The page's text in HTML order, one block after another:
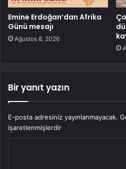
Emine Erdoğan’dan Afrika
Günü mesajı
Ağustos 8, 2026
Bir yanıt yazın
E-posta adresiniz yayınlanmayacak.
işaretlenmişlerdir